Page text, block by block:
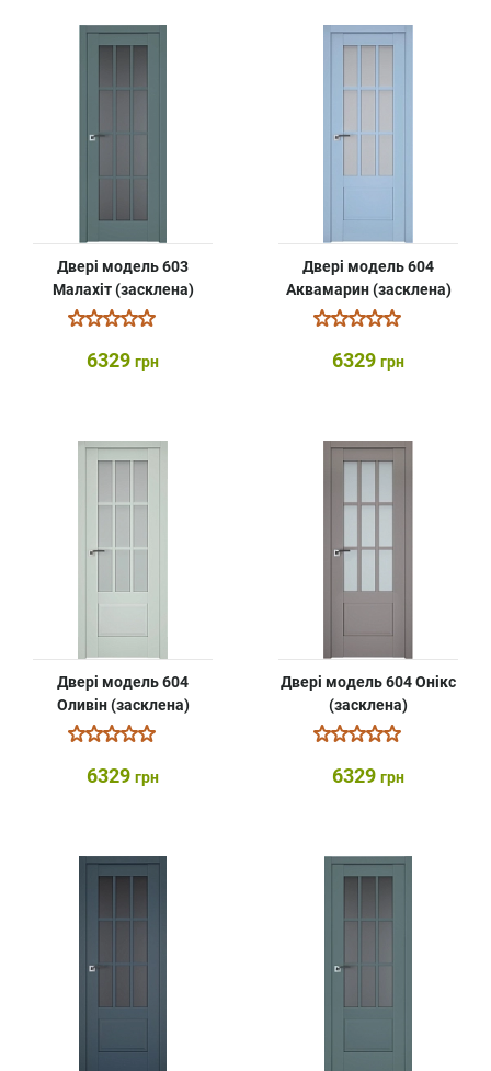
Двері модель 603
Малахіт (засклена)
6329 грн
Двері модель 604
Аквамарин (засклена)
6329 грн
Двері модель 604
Оливін (засклена)
6329 грн
Двері модель 604 Онікс
(засклена)
6329 грн